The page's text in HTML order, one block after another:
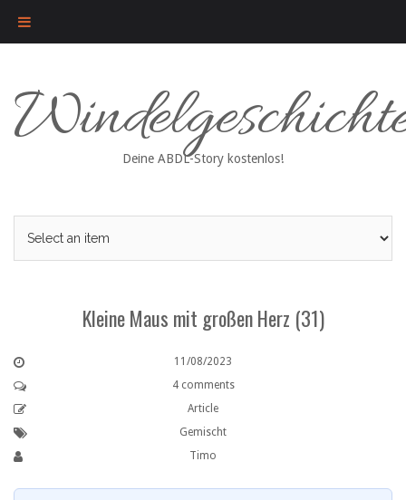
content
Deine ABDL-Story kostenlos!
Kleine Maus mit großen Herz (31)
11/08/2023
4 comments
Article
Gemischt
Timo